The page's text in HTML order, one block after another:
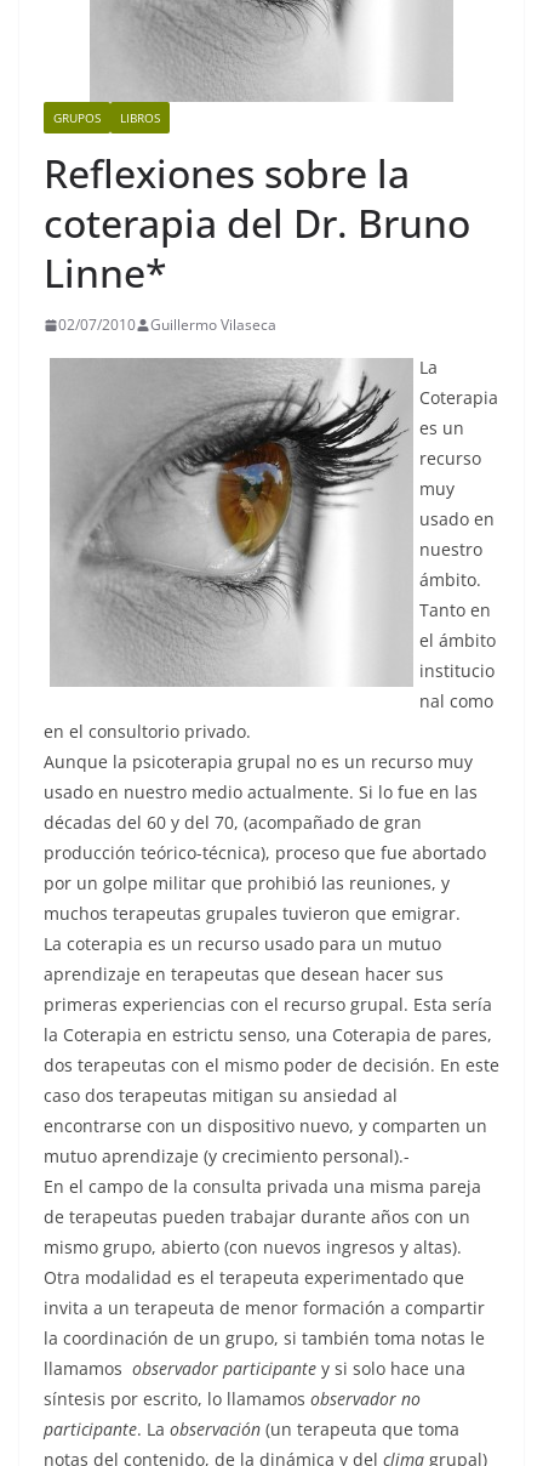
GRUPOS LIBROS
Reflexiones sobre la
coterapia del Dr. Bruno
Linne*
02/07/2010 Guillermo Vilaseca
La
Coterapia
es un
recurso
muy
usado en
nuestro
ámbito.
Tanto en
el ámbito
institucio
nal como
en el consultorio privado.
Aunque la psicoterapia grupal no es un recurso muy
usado en nuestro medio actualmente. Si lo fue en las
décadas del 60 y del 70, (acompañado de gran
producción teórico-técnica), proceso que fue abortado
por un golpe militar que prohibió las reuniones, y
muchos terapeutas grupales tuvieron que emigrar.
La coterapia es un recurso usado para un mutuo
aprendizaje en terapeutas que desean hacer sus
primeras experiencias con el recurso grupal. Esta sería
la Coterapia en estrictu senso, una Coterapia de pares,
dos terapeutas con el mismo poder de decisión. En este
caso dos terapeutas mitigan su ansiedad al
encontrarse con un dispositivo nuevo, y comparten un
mutuo aprendizaje (y crecimiento personal).-
En el campo de la consulta privada una misma pareja
de terapeutas pueden trabajar durante años con un
mismo grupo, abierto (con nuevos ingresos y altas).
Otra modalidad es el terapeuta experimentado que
invita a un terapeuta de menor formación a compartir
la coordinación de un grupo, si también toma notas le
llamamos observador participante y si solo hace una
síntesis por escrito, lo llamamos observador no
participante. La observación (un terapeuta que toma
notas del contenido, de la dinámica y del clima grupal)